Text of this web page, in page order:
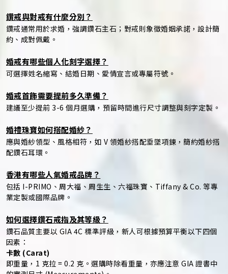
鑽戒與對戒有什麼分別？
鑽戒通常用於求婚，強調鑽石主石；對戒則象徵婚姻承諾，設計簡
約、成對佩戴。
婚戒有哪些個人化刻字選擇？
可選擇姓名縮寫、結婚日期、愛情宣言或專屬符號。
婚戒首飾需要提前多久準備？
建議至少提前 3-6 個月選購，預留時間進行尺寸調整與刻字定製。
婚禮珠寶如何搭配婚紗？
應與婚紗領型、風格相符，如 V 領婚紗搭配垂墜項鍊，簡約婚紗搭
配鑽石耳環。
香港有哪些人氣婚戒品牌？
包括 I-PRIMO、周大福、周生生、六福珠寶、Tiffany & Co. 等專
業定製或國際品牌。
如何選擇鑽石戒指及其等級？
鑽石品質主要以 GIA 4C 標準評級，新人可根據預算平衡以下四個
因素：
卡數 (Carat)
即重量，1 克拉 = 0.2 克。選購時除看重量，亦應注意 GIA 證書中